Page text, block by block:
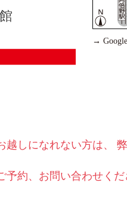
→
越しになれない⽅は、
約、お問い合わせくだ